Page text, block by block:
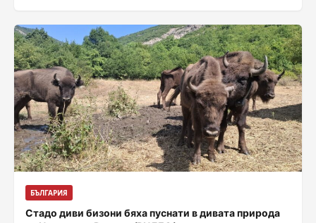
БЪЛГАРИЯ
Стадо диви бизони бяха пуснати в дивата природа